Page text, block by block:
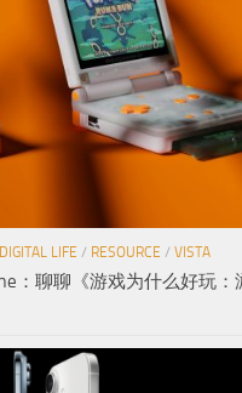
DIGITAL LIFE / RESOURCE / VISTA
：聊聊《游戏为什么好玩：